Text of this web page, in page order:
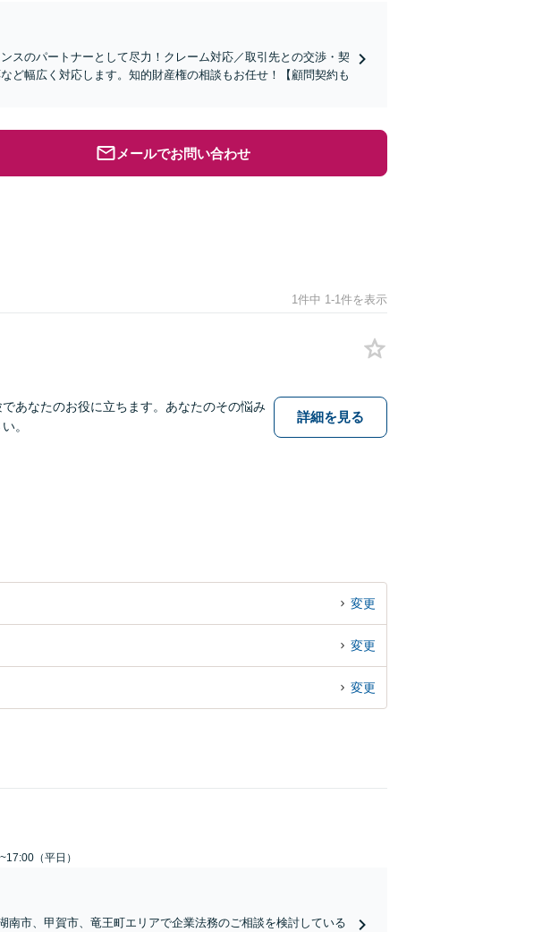
スのパートナーとして尽力！クレーム対応／取引先との交渉・契
ど幅広く対応します。知的財産権の相談もお任せ！【顧問契約も
メールでお問い合わせ
1件中 1-1件を表示
あなたのお役に立ちます。あなたのその悩み
。
詳細を見る
変更
変更
変更
（平日）
南市、甲賀市、竜王町エリアで企業法務のご相談を検討している